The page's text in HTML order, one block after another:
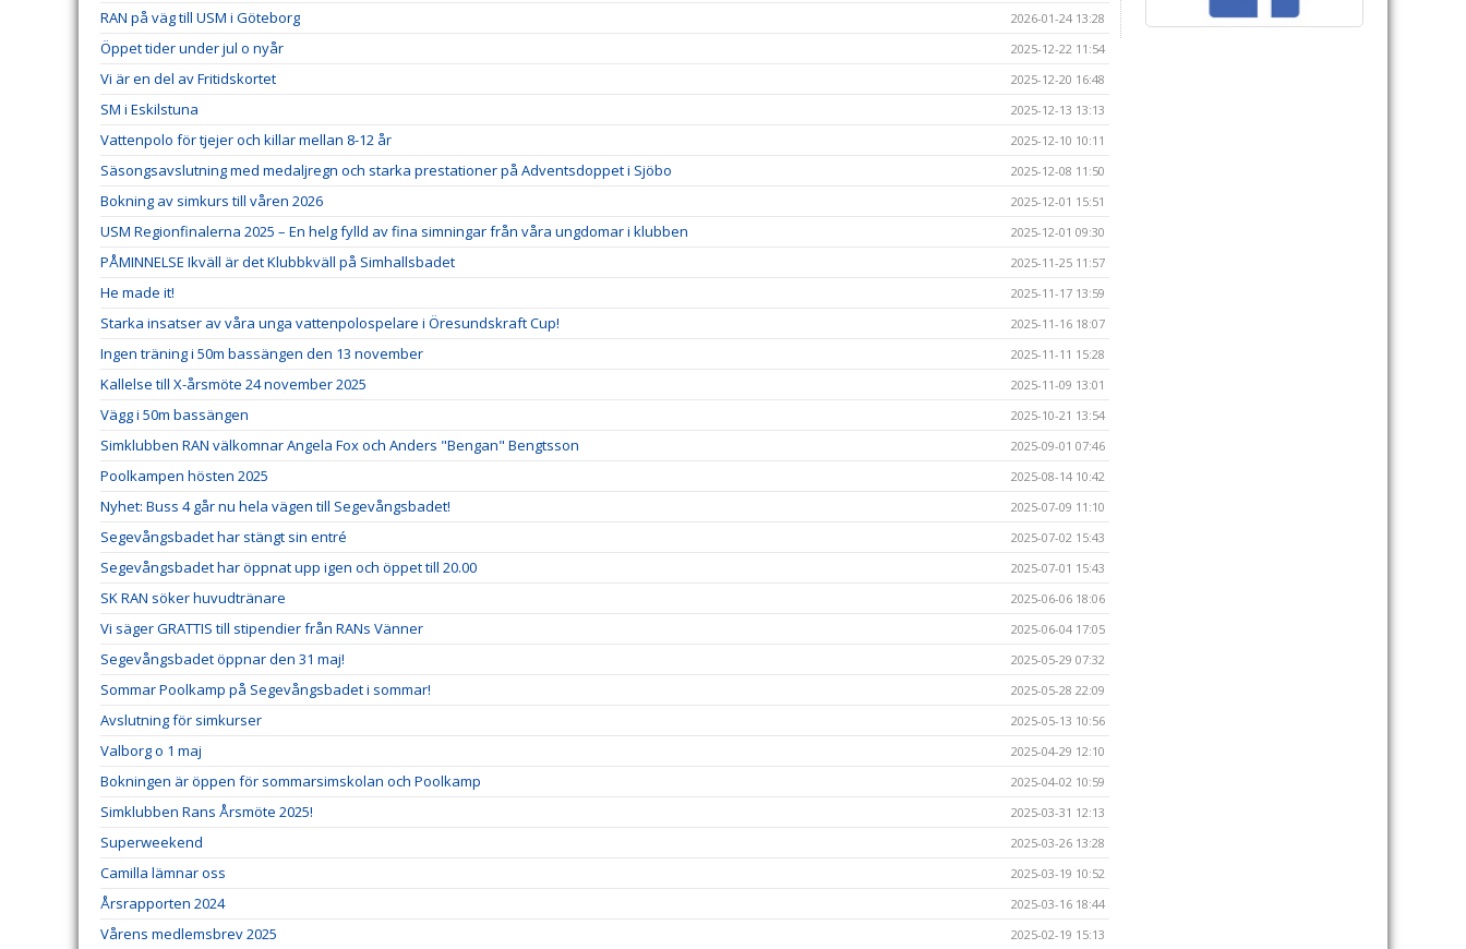
RAN på väg till USM i Göteborg 2026-01-24 13:28
Öppet tider under jul o nyår 2025-12-22 11:54
Vi är en del av Fritidskortet 2025-12-20 16:48
SM i Eskilstuna 2025-12-13 13:13
Vattenpolo för tjejer och killar mellan 8-12 år 2025-12-10 10:11
Säsongsavslutning med medaljregn och starka prestationer på Adventsdoppet i Sjöbo 2025-12-08 11:50
Bokning av simkurs till våren 2026 2025-12-01 15:51
USM Regionfinalerna 2025 – En helg fylld av fina simningar från våra ungdomar i klubben 2025-12-01 09:30
PÅMINNELSE Ikväll är det Klubbkväll på Simhallsbadet 2025-11-25 11:57
He made it! 2025-11-17 13:59
Starka insatser av våra unga vattenpolospelare i Öresundskraft Cup! 2025-11-16 18:07
Ingen träning i 50m bassängen den 13 november 2025-11-11 15:28
Kallelse till X-årsmöte 24 november 2025 2025-11-09 13:01
Vägg i 50m bassängen 2025-10-21 13:54
Simklubben RAN välkomnar Angela Fox och Anders "Bengan" Bengtsson 2025-09-01 07:46
Poolkampen hösten 2025 2025-08-14 10:42
Nyhet: Buss 4 går nu hela vägen till Segevångsbadet! 2025-07-09 11:10
Segevångsbadet har stängt sin entré 2025-07-02 15:43
Segevångsbadet har öppnat upp igen och öppet till 20.00 2025-07-01 15:43
SK RAN söker huvudtränare 2025-06-06 18:06
Vi säger GRATTIS till stipendier från RANs Vänner 2025-06-04 17:05
Segevångsbadet öppnar den 31 maj! 2025-05-29 07:32
Sommar Poolkamp på Segevångsbadet i sommar! 2025-05-28 22:09
Avslutning för simkurser 2025-05-13 10:56
Valborg o 1 maj 2025-04-29 12:10
Bokningen är öppen för sommarsimskolan och Poolkamp 2025-04-02 10:59
Simklubben Rans Årsmöte 2025! 2025-03-31 12:13
Superweekend 2025-03-26 13:28
Camilla lämnar oss 2025-03-19 10:52
Årsrapporten 2024 2025-03-16 18:44
Vårens medlemsbrev 2025 2025-02-19 15:13